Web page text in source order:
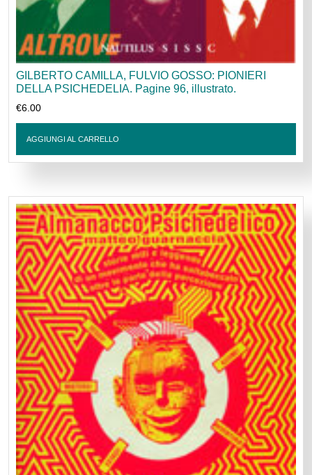
GILBERTO CAMILLA, FULVIO GOSSO: PIONIERI
DELLA PSICHEDELIA. Pagine 96, illustrato.
€6.00
AGGIUNGI AL CARRELLO